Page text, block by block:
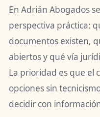
En Adrián Abogados
perspectiva práctica:
documentos existen,
abiertos y qué vía
La prioridad es que el
opciones sin
decidir con